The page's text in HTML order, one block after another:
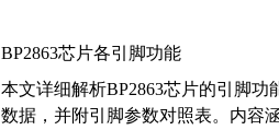
BP2863芯片各引脚功能
本文详细解析BP2863芯片的引脚
数据，并附引脚参数对照表。内容